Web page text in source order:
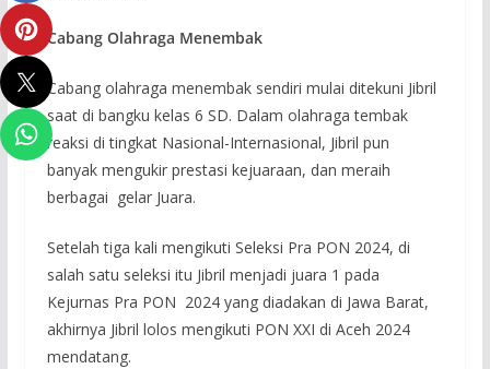
Cabang Olahraga Menembak
Cabang olahraga menembak sendiri mulai ditekuni Jibril
saat di bangku kelas 6 SD. Dalam olahraga tembak
reaksi di tingkat Nasional-Internasional, Jibril pun
banyak mengukir prestasi kejuaraan, dan meraih
berbagai gelar Juara.
Setelah tiga kali mengikuti Seleksi Pra PON 2024, di
salah satu seleksi itu Jibril menjadi juara 1 pada
Kejurnas Pra PON 2024 yang diadakan di Jawa Barat,
akhirnya Jibril lolos mengikuti PON XXI di Aceh 2024
mendatang.